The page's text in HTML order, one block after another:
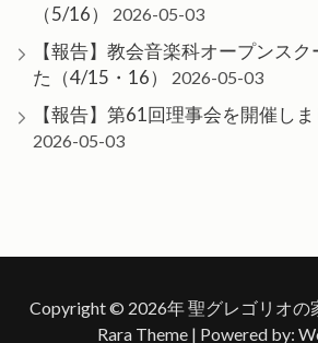
（5/16）
2026-05-03
【報告】教会音楽科オープンス
た（4/15・16）
2026-05-03
【報告】第61回理事会を開催しま
2026-05-03
Copyright © 2026年聖グレゴリオの
Rara Theme | Powered by: